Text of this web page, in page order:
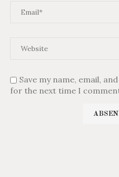
Save my name, email,
for the next time I